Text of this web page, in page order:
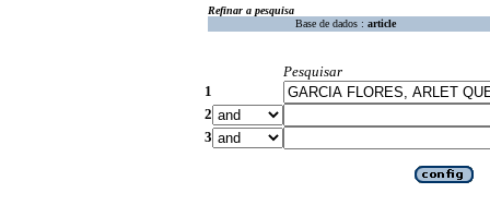
Refinar a pesquisa
Base de dados : article
Pesquisar
1
2
3